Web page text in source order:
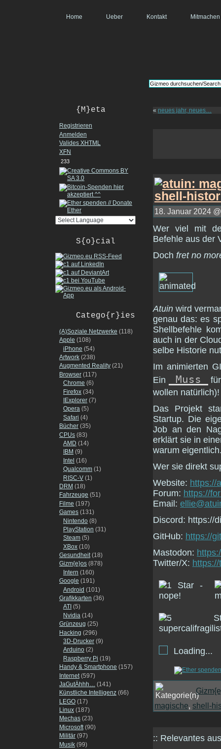
Home Ueber Kontakt Mitmachen
{M}eta
Registrieren
Anmelden
Valides XHTML
XFN
233
S{o}cial
Catego{r}ies
(A)Soziale Netzwerke (118)
Apple (108)
iPhone (54)
Artwork (238)
Augmented Reality (21)
Browser (117)
Chrome (6)
Firefox (34)
IExplorer (7)
Opera (5)
Safari (4)
Bücher (35)
CPUs (83)
AMD (14)
IBM (9)
Intel (16)
Qualcomm (1)
RISC-V (1)
DRM (18)
Fahrzeuge (51)
Filme (197)
Games (131)
Nintendo (8)
PlayStation (31)
Steam (5)
XBox (10)
Gesundheit(18)
Gizm{e}os (878)
Intern (160)
Google (191)
Android (101)
Grafikkarten (36)
ATI (5)
Nvidia (14)
Grünzeug (25)
Hacking (296)
3D-Drucker (9)
Arduino (2)
Raspberry Pi (19)
Handy & Smartphone (157)
Internet (597)
JaGutÄhhh… (141)
Künstliche Intelligenz (66)
LEGO (17)
Linux (187)
Mechas (23)
Microsoft(90)
Militär (97)
Musik (99)
« neues jahr, neues…
18. Januar 2024
Wer viel mit
Befehle aus der
Doch fret no
Atuin wird
genau das: es
Shellbefehle
auch in der
selbe Historie
Im animierten
Ein
Muss
wollen natürlich)!
Das Projekt
Startup. Die
Job an den
erklärt sie in
warum
Wer sie direkt
Website: https://
Forum: https://
Email:
Discord: https://
GitHub: https://
Mastodon:
Twitter/X:
Loading...
magische, shell-
:: Relevantes